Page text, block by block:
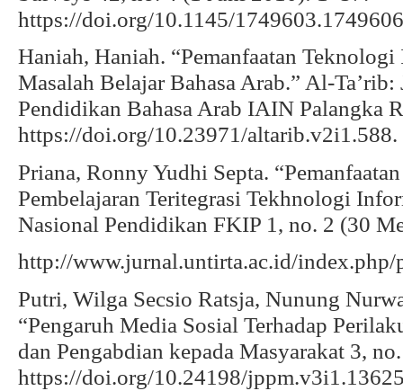
https://doi.org/10.1145/
Haniah, Haniah. “Pemanfaatan
Masalah Belajar Bahasa Arab.” Al-
Pendidikan Bahasa Arab IAIN Palangka
https://doi.org/10.23971/altarib.v2i1.588.
Priana, Ronny Yudhi Septa.
Pembelajaran Teritegrasi Tekhnologi
Nasional Pendidikan FKIP 1, no. 2 (30
http://www.jurnal.untirta.ac.id/
Putri, Wilga Secsio Ratsja, Nunung
“Pengaruh Media Sosial Terhadap
dan Pengabdian kepada Masyarakat 3,
https://doi.org/10.24198/